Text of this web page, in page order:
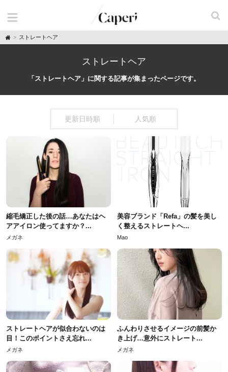
H
o
ストレートヘア
ストレートヘア
「ストレートヘア」に関する記事が集まったページです。
更新日時順 人気順
縮毛矯正した後の話…あなたはヘ
アアイロン使ってますか？...
メガネ
美容ブランド「Refa」の髪を美し
く整えるストレートヘ...
Mao
ストレートヘアが似合わないのは
目！このポイントさえ忘れ...
メガネ
ふんわりさせるイメージの前髪か
き上げ…意外にストレート...
メガネ